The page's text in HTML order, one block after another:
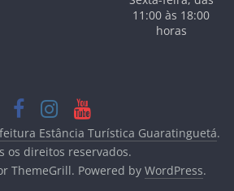
11:00 às 18:00
horas
Estância Turística Guaratinguetá.
os direitos reservados.
ThemeGrill. Powered by WordPress.